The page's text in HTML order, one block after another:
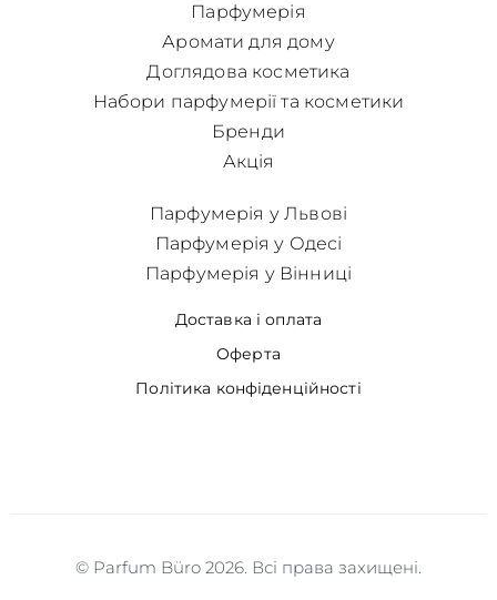
Парфумерія
Аромати для дому
Доглядова косметика
Набори парфумерії та косметики
Бренди
Акція
Доставка і оплата
Оферта
Політика конфіденційності
Парфумерія у Львові
Парфумерія у Одесі
Парфумерія у Вінниці
© Parfum Büro 2026. Всі права захищені.